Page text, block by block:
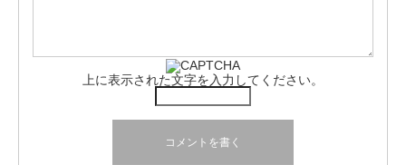
上に表示された文字を入力してください。